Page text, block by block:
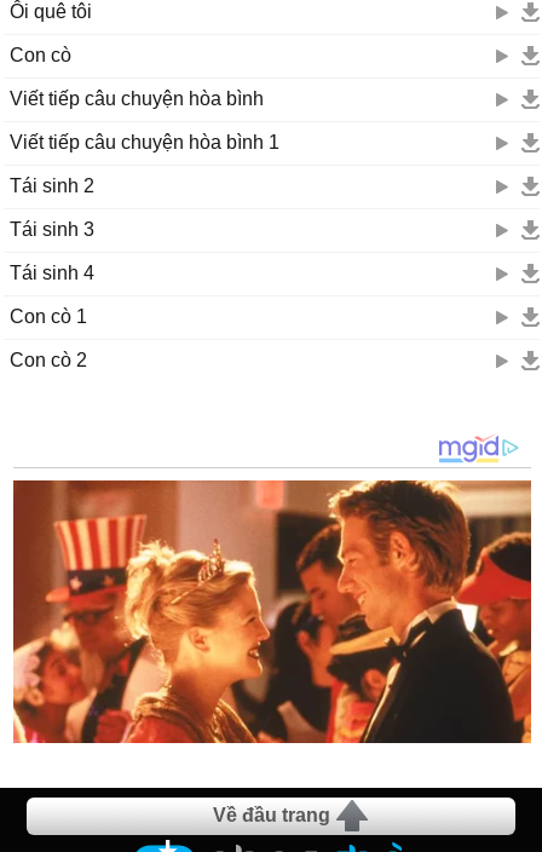
Ôi quê tôi
Con cò
Viết tiếp câu chuyện hòa bình
Viết tiếp câu chuyện hòa bình 1
Tái sinh 2
Tái sinh 3
Tái sinh 4
Con cò 1
Con cò 2
Về đầu trang